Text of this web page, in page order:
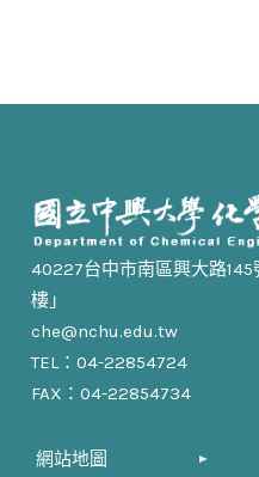
40227台中市南區興大路
樓」
che@nchu.edu.tw
TEL：04-22854724
FAX：04-22854734
網站地圖